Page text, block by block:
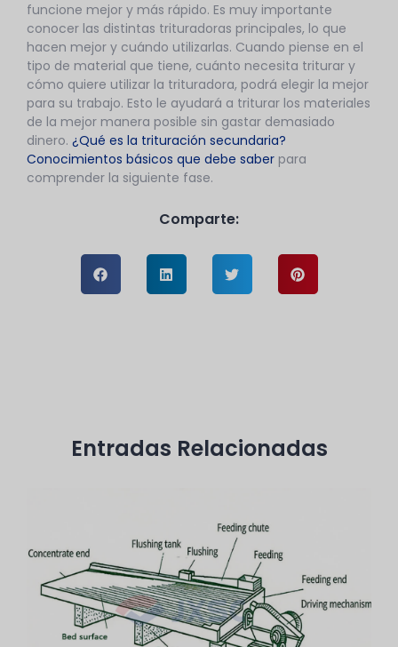
funcione mejor y más rápido. Es muy importante
conocer las distintas trituradoras principales, lo que
hacen mejor y cuándo utilizarlas. Cuando piense en el
tipo de material que tiene, cuánto necesita triturar y
cómo quiere utilizar la trituradora, podrá elegir la mejor
para su trabajo. Esto le ayudará a triturar los materiales
de la mejor manera posible sin gastar demasiado
dinero. ¿Qué es la trituración secundaria?
Conocimientos básicos que debe saber para
comprender la siguiente fase.
Comparte:
Entradas Relacionadas